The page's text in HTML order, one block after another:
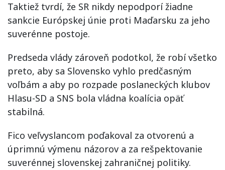
Taktiež tvrdí, že SR nikdy nepodporí žiadne
sankcie Európskej únie proti Maďarsku za jeho
suverénne postoje.
Predseda vlády zároveň podotkol, že robí všetko
preto, aby sa Slovensko vyhlo predčasným
voľbám a aby po rozpade poslaneckých klubov
Hlasu-SD a SNS bola vládna koalícia opäť
stabilná.
Fico veľvyslancom poďakoval za otvorenú a
úprimnú výmenu názorov a za rešpektovanie
suverénnej slovenskej zahraničnej politiky.